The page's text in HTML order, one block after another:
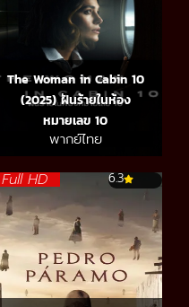
The Woman in Cabin 10
(2025) ฝันร้ายในห้อง
หมายเลข 10
พากย์ไทย
Full HD 6.3